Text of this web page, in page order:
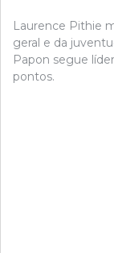
Laurence Pithie
geral e da
Papon segue
pontos.